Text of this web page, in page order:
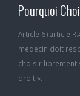
Pourquoi
Article 6 (article
médecin doit
choisir librement
droit ».